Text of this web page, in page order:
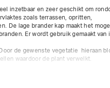
inzetbaar en zeer geschikt om
zoals terrassen, opritten,
De lage brander kap maakt het
Er wordt gebruik gemaakt
de gewenste vegetatie  hieraan
waardoor de plant verwelkt.